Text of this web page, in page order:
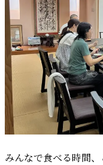
みんなで食べる時間、